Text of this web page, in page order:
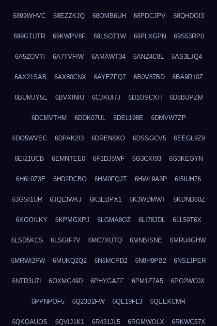
6899WHVC 68EZZKJQ 68OMB6UH 68PDCJPV 68QHDOI3
699GTUTR 69KWPV8F 69LSOT1W 69PLXGPN 69S53RP0
6A5ZOVTI 6A7TVFIW 6AMAWT34 6ANZ4C8L 6AS3LJQ4
6AX21SAB 6AX80CNX 6AYEZFQ7 6B0V87BD 6BA9R10Z
6BUMJY5E 6BVXINIU 6CJKUI7J 6D1OSCXH 6D8BUPZM
6DCMVTHM 6DDK07UL 6DEL198E 6DMVW7ZP
6DO5WVEC 6DPAK2I3 6DREN8XO 6DSSGCV5 6EEGL9Z9
6EI21UCB 6EMNTEE0 6F1DJ5WF 6G3CXI93 6G3KEGYN
6H6L0Z3E 6HD2DCBO 6HM0FQJT 6HWL9A3P 6I5IUH76
6JGSI1UR 6JQL3WKJ 6K3EBPX1 6K3WDMWT 6KDND60Z
6KOOILKY 6KPMGXPJ 6LGMA8OZ 6LI78JDL 6LL59T6X
6LSD5KCS 6LSGIF7V 6MC7XUTQ 6MNBISNE 6MRU4GHW
6MRWI2FW 6MUKQ2Q2 6N6MCPD2 6N8H9PB2 6NS1JPER
6NTR3U7I 6OXMG49D 6PHYGAFF 6PM1Z7A5 6PO2WC0X
6PPNPOF5 6Q23B2FW 6QE19FL3 6QEEKCMR
6QKOAUOS 6QVIJ1K1 6R431JL5 6RGMWOLX 6RKWC57X